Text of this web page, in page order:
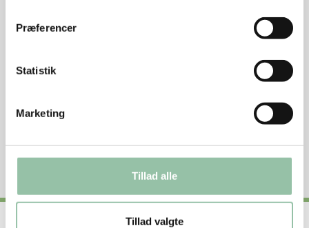
Præferencer
Statistik
Marketing
Tillad alle
Tillad valgte
Nøglehulsmærket